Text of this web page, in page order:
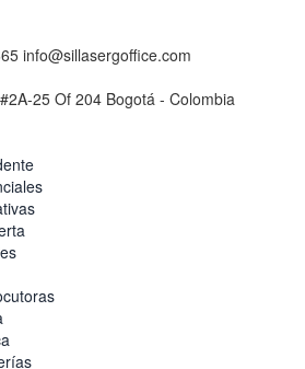
info@sillasergoffice.com
25 Of 204 Bogotá - Colombia